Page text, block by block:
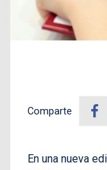
Comparte
En una nueva